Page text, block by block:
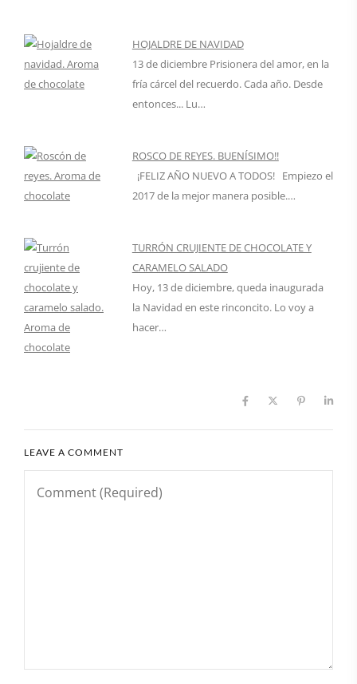
HOJALDRE DE NAVIDAD
13 de diciembre Prisionera del amor, en la
fría cárcel del recuerdo. Cada año. Desde
entonces... Lu…
ROSCO DE REYES. BUENÍSIMO!!
¡FELIZ AÑO NUEVO A TODOS! Empiezo el
2017 de la mejor manera posible.…
TURRÓN CRUJIENTE DE CHOCOLATE Y
CARAMELO SALADO
Hoy, 13 de diciembre, queda inaugurada
la Navidad en este rinconcito. Lo voy a
hacer…
LEAVE A COMMENT